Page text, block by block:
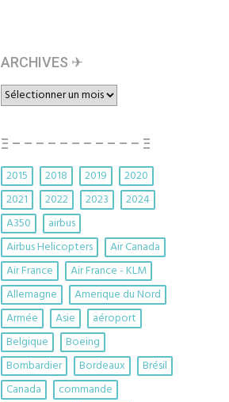
ARCHIVES ✈︎
ARCHIVES
✈︎
Ξ – – – – – – – – – – – Ξ
2015 2018 2019
2020
2021
2022 2023
2024
A350
airbus
Airbus Helicopters
Air Canada
Air France
Air France - KLM
Allemagne
Amerique du Nord
Armée
Asie
aéroport
Belgique
Boeing
Bombardier
Bordeaux
Brésil
Canada
commande